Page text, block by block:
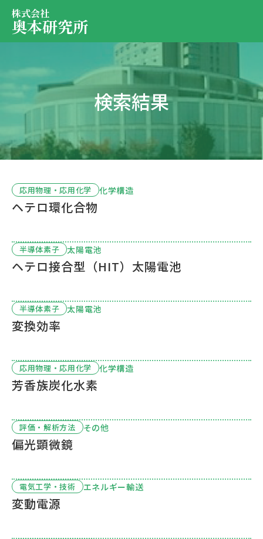
株式会社
奥本研究所
会社・決算情報
代表紹介
お問い合わせ
EN
お問い合わせ
検索結果
応用物理・応用化学 化学構造
ヘテロ環化合物
半導体素子 太陽電池
ヘテロ接合型（HIT）太陽電池
半導体素子 太陽電池
変換効率
応用物理・応用化学 化学構造
芳香族炭化水素
評価・解析方法 その他
偏光顕微鏡
電気工学・技術 エネルギー輸送
変動電源